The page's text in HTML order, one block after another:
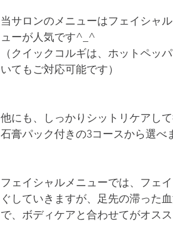
当サロンのメニューはフェイシャ
ューが人気です^_^
（クイックコルギは、ホットペッ
いてもご対応可能です）
他にも、しっかりシットリケアし
石膏パック付きの3コースから選べ
フェイシャルメニューでは、フェ
ぐしていきますが、足先の滞った
で、ボディケアと合わせてがオスス